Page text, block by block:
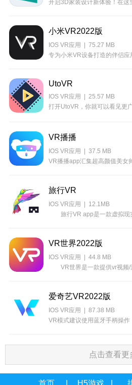
小米VR2022版
IOS VR应用 | 75.27 MB
UtoVR
IOS VR应用 | 25.57 MB
打开UtoVR，你就可以看见更
VR播播
IOS VR应用 | 37.5 MB
旅行VR
IOS VR应用 | 12.1MB
VR世界2022版
IOS VR应用 | 44.8 MB
爱奇艺VR2022版
IOS VR应用 | 87.38 MB
VR模式建议使用蓝牙手柄操作
点击查看更
首页 H5游戏